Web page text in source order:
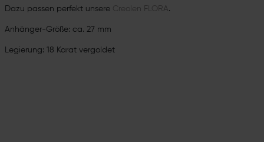
Dazu passen perfekt unsere Creolen FLORA.
Anhänger-Größe: ca. 27 mm
Legierung: 18 Karat vergoldet